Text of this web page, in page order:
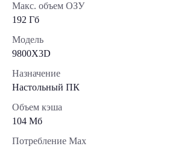
Макс. объем ОЗУ
192 Гб
Модель
9800X3D
Назначение
Настольный ПК
Объем кэша
104 Мб
Потребление Max